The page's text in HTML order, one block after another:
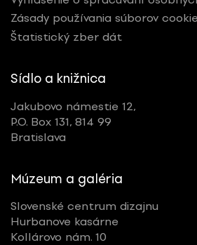
Zásady používania súborov cookie
Štatistický zber dát
Sídlo a knižnica
Jakubovo námestie 12,
P.O. Box 131, 814 99
Bratislava
Múzeum a galéria
Slovenské centrum dizajnu
Hurbanove kasárne
Kollárovo nám. 10